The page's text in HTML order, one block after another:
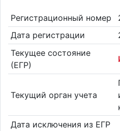
Регистрационный номер
Дата регистрации
Текущее состояние
(ЕГР)
Текущий орган учета
Дата исключения из ЕГР